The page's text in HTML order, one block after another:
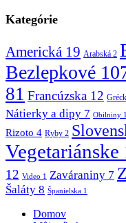
Kategórie
Americká 19 Arabská 2
Bezlepkové
81 Francúzska 12
Nátierky a dipy 7 Obilniny 1
Rizoto 4 Ryby 2
Vegetariánske
12 Video 1 Zaváraniny 7
Šaláty 8 Španielska 1
Domov